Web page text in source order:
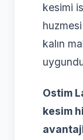
kesimi
kalın
Ostim
kesim